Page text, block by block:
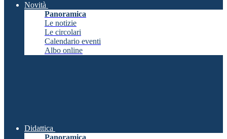
Novità
Panoramica
Le notizie
Le circolari
Calendario eventi
Albo online
Didattica